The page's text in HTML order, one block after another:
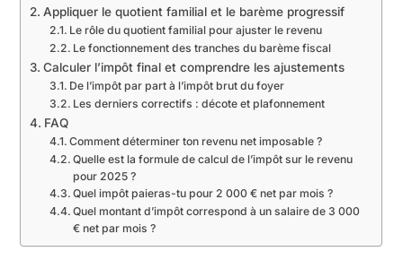
Appliquer le quotient familial et le barème progressif
Le rôle du quotient familial pour ajuster le revenu
Le fonctionnement des tranches du barème fiscal
Calculer l’impôt final et comprendre les ajustements
De l’impôt par part à l’impôt brut du foyer
Les derniers correctifs : décote et plafonnement
FAQ
Comment déterminer ton revenu net imposable ?
Quelle est la formule de calcul de l’impôt sur le revenu
pour 2025 ?
Quel impôt paieras-tu pour 2 000 € net par mois ?
Quel montant d’impôt correspond à un salaire de 3 000
€ net par mois ?